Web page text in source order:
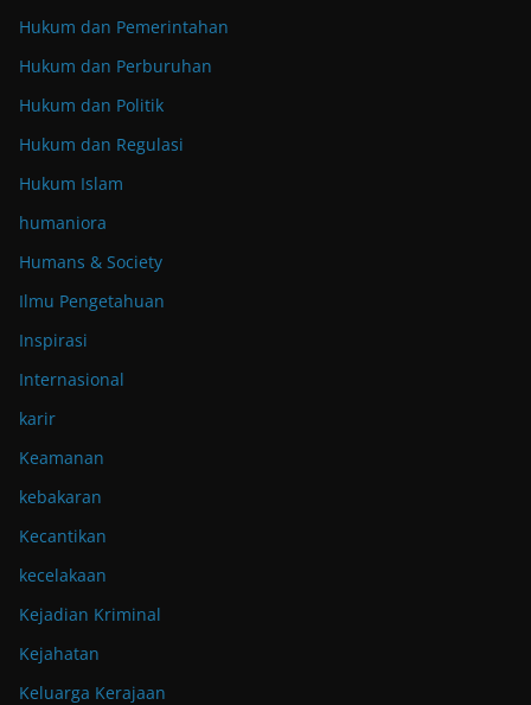
Hukum dan Pemerintahan
Hukum dan Perburuhan
Hukum dan Politik
Hukum dan Regulasi
Hukum Islam
humaniora
Humans & Society
Ilmu Pengetahuan
Inspirasi
Internasional
karir
Keamanan
kebakaran
Kecantikan
kecelakaan
Kejadian Kriminal
Kejahatan
Keluarga Kerajaan